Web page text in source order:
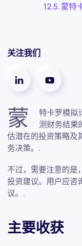
蒙特
关注我们
蒙
特卡罗模拟
测财务结果
估潜在的投资策略及
务决策。.
不过，需要注意的是
投资建议。用户应咨
议。.
主要收获